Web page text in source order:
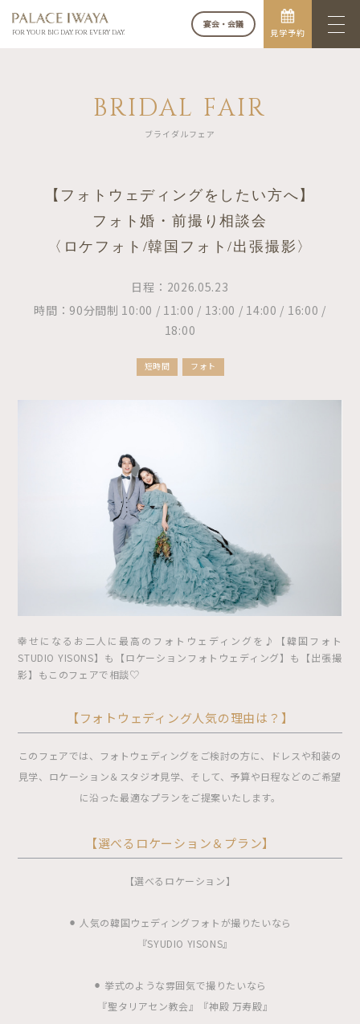
FOR YOUR BIG DAY. FOR EVERY DAY.
宴会・会議
見学予約
BRIDAL FAIR
ブライダルフェア
【フォトウェディングをしたい方へ】
フォト婚・前撮り相談会
〈ロケフォト/韓国フォト/出張撮影〉
日程：2026.05.23
時間：90分間制 10:00 / 11:00 / 13:00 / 14:00 / 16:00 /
18:00
短時間 フォト
幸せになるお二人に最高のフォトウェディングを♪【韓国フォト
STUDIO YISONS】も【ロケーションフォトウェディング】も【出張撮
影】もこのフェアで相談♡
【フォトウェディング人気の理由は？】
このフェアでは、フォトウェディングをご検討の方に、ドレスや和装の
見学、ロケーション＆スタジオ見学、そして、予算や日程などのご希望
に沿った最適なプランをご提案いたします。
【選べるロケーション＆プラン】
【選べるロケーション】
⚫︎ 人気の韓国ウェディングフォトが撮りたいなら
『SYUDIO YISONS』
⚫︎ 挙式のような雰囲気で撮りたいなら
『聖タリアセン教会』『神殿 万寿殿』